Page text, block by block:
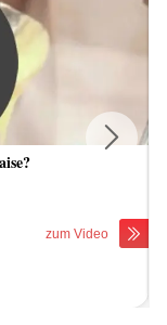
zum Video